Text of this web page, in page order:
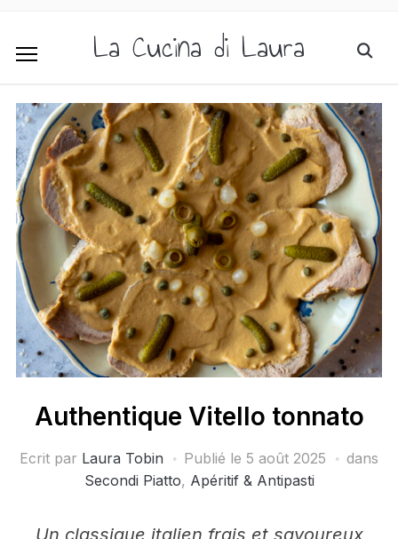
La Cucina di Laura
Authentique Vitello tonnato
Ecrit par Laura Tobin Publié le 5 août 2025
dans
Secondi Piatto, Apéritif & Antipasti
Un classique italien frais et savoureux